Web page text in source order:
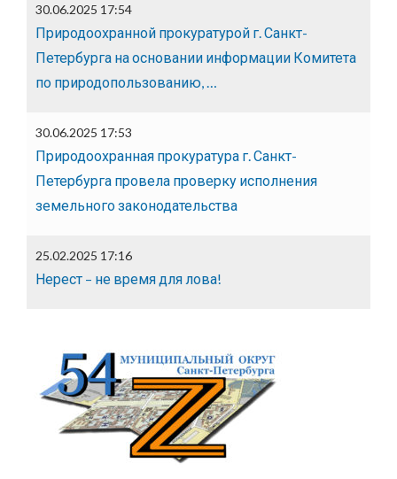
30.06.2025 17:54
Природоохранной прокуратурой г. Санкт-
Петербурга на основании информации Комитета
по природопользованию, …
30.06.2025 17:53
Природоохранная прокуратура г. Санкт-
Петербурга провела проверку исполнения
земельного законодательства
25.02.2025 17:16
Нерест – не время для лова!